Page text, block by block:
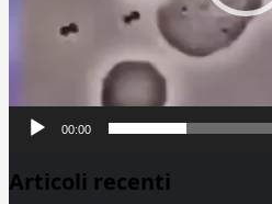
00:00
Articoli recenti